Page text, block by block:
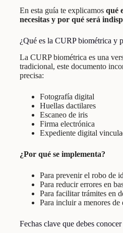
En esta guía te explicamos qué
necesitas y por qué será
¿Qué es la CURP biométrica y
La CURP biométrica es una
tradicional, este documento
precisa:
Fotografía digital
Huellas dactilares
Escaneo de iris
Firma electrónica
Expediente digital
¿Por qué se implementa?
Para prevenir el robo de
Para reducir errores en
Para facilitar trámites en
Para incluir a menores
Fechas clave que debes conocer